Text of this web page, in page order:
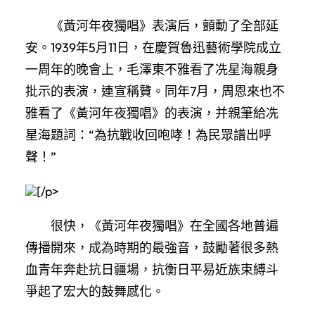
《黃河年夜獨唱》表演后，顫動了全部延
安。1939年5月11日，在慶賀魯迅藝術學院成立
一周年的晚會上，毛澤東不雅看了冼星海親身
批示的表演，連宣稱贊。同年7月，周恩來也不
雅看了《黃河年夜獨唱》的表演，并親筆給冼
星海題詞：“為抗戰收回咆哮！為民眾譜出呼
聲！”
[/p>
很快，《黃河年夜獨唱》在全國各地普遍
傳播開來，成為時期的最強音，鼓勵著很多熱
血青年奔赴抗日疆場，抗衡日平易近族束縛斗
爭起了宏大的鼓舞感化。